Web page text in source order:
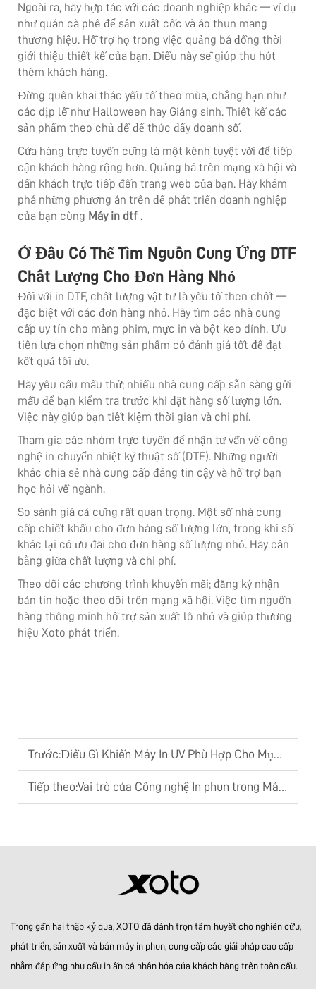
Ngoài ra, hãy hợp tác với các doanh nghiệp khác — ví dụ
như quán cà phê để sản xuất cốc và áo thun mang
thương hiệu. Hỗ trợ họ trong việc quảng bá đồng thời
giới thiệu thiết kế của bạn. Điều này sẽ giúp thu hút
thêm khách hàng.
Đừng quên khai thác yếu tố theo mùa, chẳng hạn như
các dịp lễ như Halloween hay Giáng sinh. Thiết kế các
sản phẩm theo chủ đề để thúc đẩy doanh số.
Cửa hàng trực tuyến cũng là một kênh tuyệt vời để tiếp
cận khách hàng rộng hơn. Quảng bá trên mạng xã hội và
dẫn khách trực tiếp đến trang web của bạn. Hãy khám
phá những phương án trên để phát triển doanh nghiệp
của bạn cùng Máy in dtf .
Ở Đâu Có Thể Tìm Nguồn Cung Ứng DTF
Chất Lượng Cho Đơn Hàng Nhỏ
Đối với in DTF, chất lượng vật tư là yếu tố then chốt —
đặc biệt với các đơn hàng nhỏ. Hãy tìm các nhà cung
cấp uy tín cho màng phim, mực in và bột keo dính. Ưu
tiên lựa chọn những sản phẩm có đánh giá tốt để đạt
kết quả tối ưu.
Hãy yêu cầu mẫu thử; nhiều nhà cung cấp sẵn sàng gửi
mẫu để bạn kiểm tra trước khi đặt hàng số lượng lớn.
Việc này giúp bạn tiết kiệm thời gian và chi phí.
Tham gia các nhóm trực tuyến để nhận tư vấn về công
nghệ in chuyển nhiệt kỹ thuật số (DTF). Những người
khác chia sẻ nhà cung cấp đáng tin cậy và hỗ trợ bạn
học hỏi về ngành.
So sánh giá cả cũng rất quan trọng. Một số nhà cung
cấp chiết khấu cho đơn hàng số lượng lớn, trong khi số
khác lại có ưu đãi cho đơn hàng số lượng nhỏ. Hãy cân
bằng giữa chất lượng và chi phí.
Theo dõi các chương trình khuyến mãi; đăng ký nhận
bản tin hoặc theo dõi trên mạng xã hội. Việc tìm nguồn
hàng thông minh hỗ trợ sản xuất lô nhỏ và giúp thương
hiệu Xoto phát triển.
Trước:Điều Gì Khiến Máy In UV Phù Hợp Cho Mục Đích Công Nghiệp
Tiếp theo:Vai trò của Công nghệ In phun trong Máy in Hiện đại
Trong gần hai thập kỷ qua, XOTO đã dành trọn tâm huyết cho nghiên cứu,
phát triển, sản xuất và bán máy in phun, cung cấp các giải pháp cao cấp
nhằm đáp ứng nhu cầu in ấn cá nhân hóa của khách hàng trên toàn cầu.